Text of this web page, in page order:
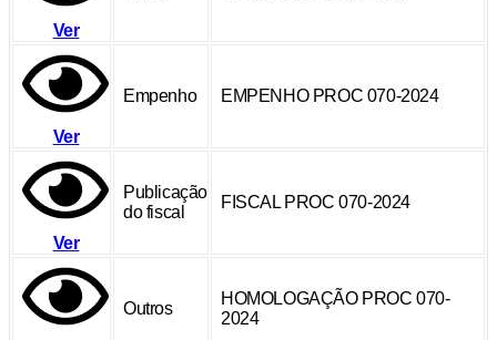
Ver
Ver
Empenho EMPENHO PROC 070-2024
Ver
Publicação
do fiscal
FISCAL PROC 070-2024
Outros
HOMOLOGAÇÃO PROC 070-
2024